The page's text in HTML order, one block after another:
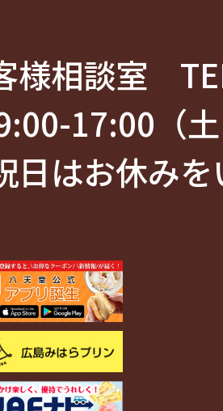
様相談室
17:00（
日はお休み